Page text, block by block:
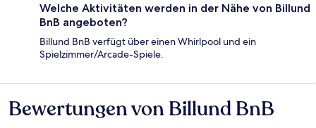
Welche Aktivitäten werden in der Nähe von Billund
BnB angeboten?
Billund BnB verfügt über einen Whirlpool und ein
Spielzimmer/Arcade-Spiele.
Bewertungen
Bewertungen von Billund BnB